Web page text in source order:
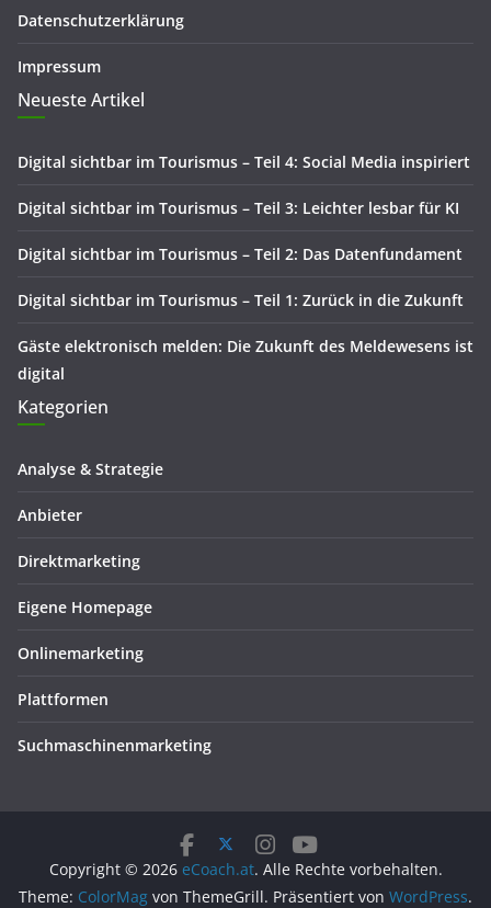
Datenschutzerklärung
Impressum
Neueste Artikel
Digital sichtbar im Tourismus – Teil 4: Social Media inspiriert
Digital sichtbar im Tourismus – Teil 3: Leichter lesbar für KI
Digital sichtbar im Tourismus – Teil 2: Das Datenfundament
Digital sichtbar im Tourismus – Teil 1: Zurück in die Zukunft
Gäste elektronisch melden: Die Zukunft des Meldewesens ist
digital
Kategorien
Analyse & Strategie
Anbieter
Direktmarketing
Eigene Homepage
Onlinemarketing
Plattformen
Suchmaschinenmarketing
Copyright © 2026 eCoach.at. Alle Rechte vorbehalten.
Theme: ColorMag von ThemeGrill. Präsentiert von WordPress.